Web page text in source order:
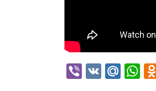
Viber
VK